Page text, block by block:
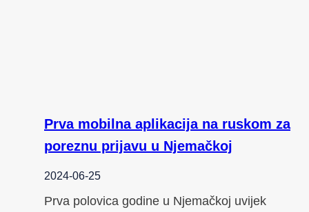
Prva mobilna aplikacija na ruskom za
poreznu prijavu u Njemačkoj
2024-06-25
Prva polovica godine u Njemačkoj uvijek